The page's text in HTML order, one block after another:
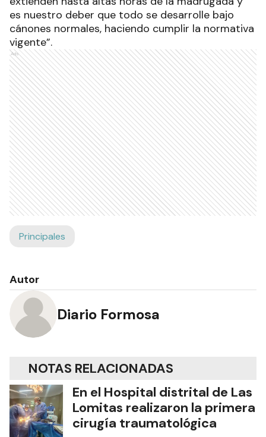
es nuestro deber que todo se desarrolle bajo
cánones normales, haciendo cumplir la normativa
vigente”.
Ads
Principales
Autor
Diario Formosa
NOTAS RELACIONADAS
En el Hospital distrital de Las
Lomitas realizaron la primera
cirugía traumatológica